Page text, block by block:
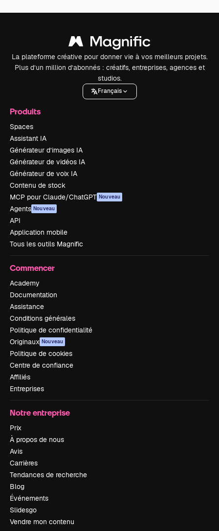
La plateforme créative pour donner vie à vos meilleurs projets.
Plus d’un million d’abonnés : créatifs, entreprises, agences et
studios.
Français
Produits
Spaces
Assistant IA
Générateur d’images IA
Générateur de vidéos IA
Générateur de voix IA
Contenu de stock
MCP pour Claude/ChatGPT Nouveau
Agents Nouveau
API
Application mobile
Tous les outils Magnific
Commencer
Academy
Documentation
Assistance
Conditions générales
Politique de confidentialité
Originaux Nouveau
Politique de cookies
Centre de confiance
Affiliés
Entreprises
Notre entreprise
Prix
À propos de nous
Avis
Carrières
Tendances de recherche
Blog
Événements
Slidesgo
Vendre mon contenu